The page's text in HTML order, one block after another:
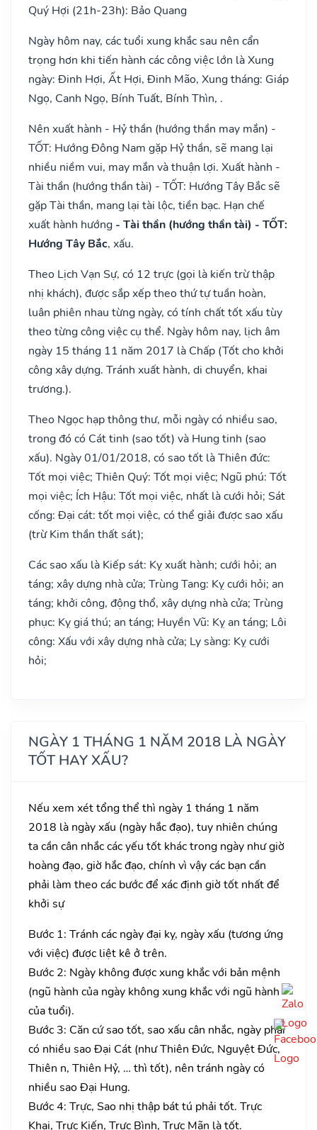
Quý Hợi (21h-23h): Bảo Quang
Ngày hôm nay, các tuổi xung khắc sau nên cẩn
trọng hơn khi tiến hành các công việc lớn là Xung
ngày: Đinh Hợi, Ất Hợi, Đinh Mão, Xung tháng: Giáp
Ngọ, Canh Ngọ, Bính Tuất, Bính Thìn, .
Nên xuất hành - Hỷ thần (hướng thần may mắn) -
TỐT: Hướng Đông Nam gặp Hỷ thần, sẽ mang lại
nhiều niềm vui, may mắn và thuận lợi. Xuất hành -
Tài thần (hướng thần tài) - TỐT: Hướng Tây Bắc sẽ
gặp Tài thần, mang lại tài lộc, tiền bạc. Hạn chế
xuất hành hướng - Tài thần (hướng thần tài) - TỐT:
Hướng Tây Bắc, xấu.
Theo Lịch Vạn Sự, có 12 trực (gọi là kiến trừ thập
nhị khách), được sắp xếp theo thứ tự tuần hoàn,
luân phiên nhau từng ngày, có tính chất tốt xấu tùy
theo từng công việc cụ thể. Ngày hôm nay, lịch âm
ngày 15 tháng 11 năm 2017 là Chấp (Tốt cho khởi
công xây dựng. Tránh xuất hành, di chuyển, khai
trương.).
Theo Ngọc hạp thông thư, mỗi ngày có nhiều sao,
trong đó có Cát tinh (sao tốt) và Hung tinh (sao
xấu). Ngày 01/01/2018, có sao tốt là Thiên đức:
Tốt mọi việc; Thiên Quý: Tốt mọi việc; Ngũ phú: Tốt
mọi việc; Ích Hậu: Tốt mọi việc, nhất là cưới hỏi; Sát
cống: Đại cát: tốt mọi việc, có thể giải được sao xấu
(trừ Kim thần thất sát);
Các sao xấu là Kiếp sát: Kỵ xuất hành; cưới hỏi; an
táng; xây dựng nhà cửa; Trùng Tang: Kỵ cưới hỏi; an
táng; khởi công, động thổ, xây dựng nhà cửa; Trùng
phục: Kỵ giá thú; an táng; Huyền Vũ: Kỵ an táng; Lôi
công: Xấu với xây dựng nhà cửa; Ly sàng: Kỵ cưới
hỏi;
NGÀY 1 THÁNG 1 NĂM 2018 LÀ NGÀY
TỐT HAY XẤU?
Nếu xem xét tổng thể thì ngày 1 tháng 1 năm
2018 là ngày xấu (ngày hắc đạo), tuy nhiên chúng
ta cần cân nhắc các yếu tốt khác trong ngày như giờ
hoàng đạo, giờ hắc đạo, chính vì vậy các bạn cần
phải làm theo các bước để xác định giờ tốt nhất để
khởi sự
Bước 1: Tránh các ngày đại kỵ, ngày xấu (tương ứng
với việc) được liệt kê ở trên.
Bước 2: Ngày không được xung khắc với bản mệnh
(ngũ hành của ngày không xung khắc với ngũ hành
của tuổi).
Bước 3: Căn cứ sao tốt, sao xấu cân nhắc, ngày phải
có nhiều sao Đại Cát (như Thiên Đức, Nguyệt Đức,
Thiên n, Thiên Hỷ, … thì tốt), nên tránh ngày có
nhiều sao Đại Hung.
Bước 4: Trực, Sao nhị thập bát tú phải tốt. Trực
Khai, Trực Kiến, Trực Bình, Trực Mãn là tốt.